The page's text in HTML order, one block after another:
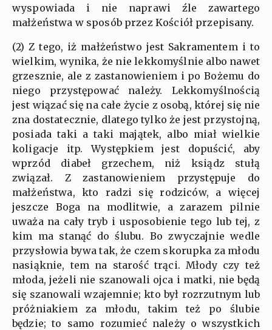
wyspowiada i nie naprawi źle zawartego
małżeństwa w sposób przez Kościół przepisany.
(2) Z tego, iż małżeństwo jest Sakramentem i to
wielkim, wynika, że nie lekkomyślnie albo nawet
grzesznie, ale z zastanowieniem i po Bożemu do
niego przystępować należy. Lekkomyślnością
jest wiązać się na całe życie z osobą, której się nie
zna dostatecznie, dlatego tylko że jest przystojną,
posiada taki a taki majątek, albo miał wielkie
koligacje itp. Występkiem jest dopuścić, aby
wprzód diabeł grzechem, niż ksiądz stułą
związał. Z zastanowieniem przystępuje do
małżeństwa, kto radzi się rodziców, a więcej
jeszcze Boga na modlitwie, a zarazem pilnie
uważa na cały tryb i usposobienie tego lub tej, z
kim ma stanąć do ślubu. Bo zwyczajnie wedle
przysłowia bywa tak, że czem skorupka za młodu
nasiąknie, tem na starość trąci. Młody czy też
młoda, jeżeli nie szanowali ojca i matki, nie będą
się szanowali wzajemnie; kto był rozrzutnym lub
próżniakiem za młodu, takim też po ślubie
będzie; to samo rozumieć należy o wszystkich